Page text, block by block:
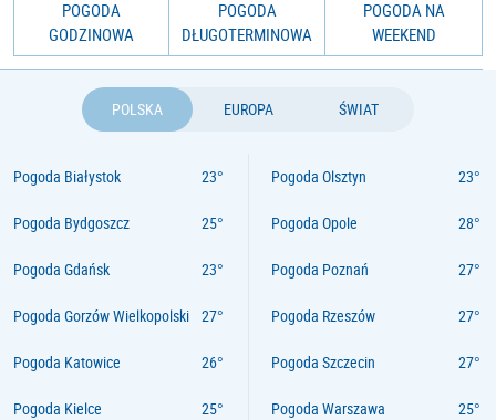
POGODA
GODZINOWA
POGODA
DŁUGOTERMINOWA
POGODA NA
WEEKEND
POLSKA EUROPA ŚWIAT
Pogoda Białystok
Pogoda Bydgoszcz
Pogoda Gdańsk
Pogoda Gorzów Wielkopolski
Pogoda Katowice
Pogoda Kielce
Pogoda Olsztyn
Pogoda Opole
Pogoda Poznań
Pogoda Rzeszów
Pogoda Szczecin
Pogoda Warszawa